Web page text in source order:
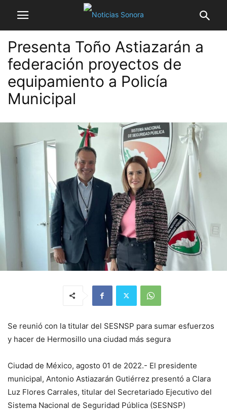
Presenta Toño Astiazarán a
federación proyectos de
equipamiento a Policía
Municipal
Se reunió con la titular del SESNSP para sumar esfuerzos
y hacer de Hermosillo una ciudad más segura
Ciudad de México, agosto 01 de 2022.- El presidente
municipal, Antonio Astiazarán Gutiérrez presentó a Clara
Luz Flores Carrales, titular del Secretariado Ejecutivo del
Sistema Nacional de Seguridad Pública (SESNSP)